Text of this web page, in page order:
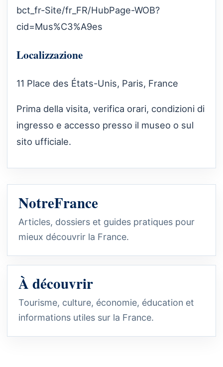
bct_fr-Site/fr_FR/HubPage-WOB?
cid=Mus%C3%A9es
Localizzazione
11 Place des États-Unis, Paris, France
Prima della visita, verifica orari, condizioni di
ingresso e accesso presso il museo o sul
sito ufficiale.
NotreFrance
Articles, dossiers et guides pratiques pour
mieux découvrir la France.
À découvrir
Tourisme, culture, économie, éducation et
informations utiles sur la France.